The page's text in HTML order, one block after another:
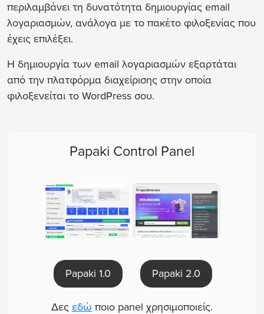
περιλαμβάνει τη δυνατότητα δημιουργίας email
λογαριασμών, ανάλογα με το πακέτο φιλοξενίας που
έχεις επιλέξει.
Η δημιουργία των email λογαριασμών εξαρτάται
από την πλατφόρμα διαχείρισης στην οποία
φιλοξενείται το WordPress σου.
Papaki Control Panel
Papaki 1.0 Papaki 2.0
Δες εδώ ποιο panel χρησιμοποιείς.